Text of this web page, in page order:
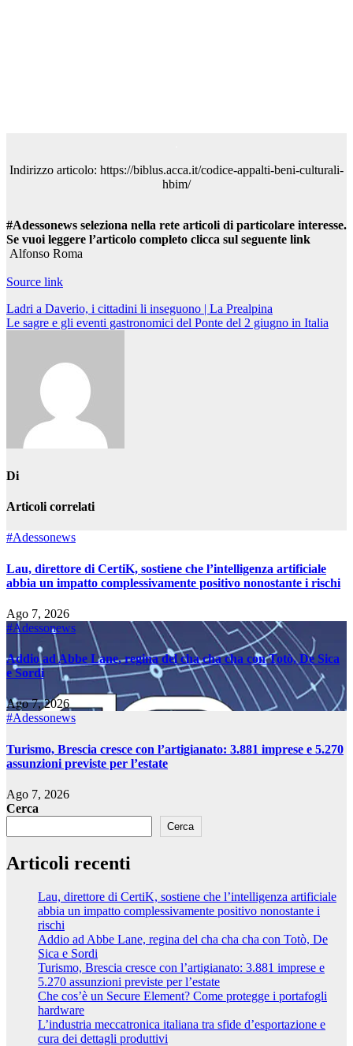
Indirizzo articolo: https://biblus.acca.it/codice-appalti-beni-culturali-
hbim/
#Adessonews seleziona nella rete articoli di particolare interesse.
Se vuoi leggere l’articolo completo clicca sul seguente link
Alfonso Roma
Source link
Navigazione
articoli
Ladri a Daverio, i cittadini li inseguono | La Prealpina
Le sagre e gli eventi gastronomici del Ponte del 2 giugno in Italia
Di
Articoli correlati
#Adessonews
Lau, direttore di CertiK, sostiene che l’intelligenza artificiale
abbia un impatto complessivamente positivo nonostante i rischi
Ago 7, 2026
#Adessonews
Addio ad Abbe Lane, regina del cha cha cha con Totò, De Sica
e Sordi
Ago 7, 2026
#Adessonews
Turismo, Brescia cresce con l’artigianato: 3.881 imprese e 5.270
assunzioni previste per l’estate
Ago 7, 2026
Cerca
Cerca
Articoli recenti
Lau, direttore di CertiK, sostiene che l’intelligenza artificiale
abbia un impatto complessivamente positivo nonostante i
rischi
Addio ad Abbe Lane, regina del cha cha cha con Totò, De
Sica e Sordi
Turismo, Brescia cresce con l’artigianato: 3.881 imprese e
5.270 assunzioni previste per l’estate
Che cos’è un Secure Element? Come protegge i portafogli
hardware
L’industria meccatronica italiana tra sfide d’esportazione e
cura dei dettagli produttivi